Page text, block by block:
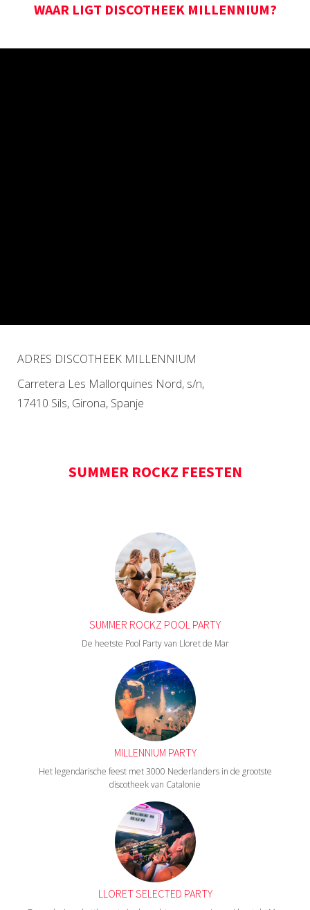
WAAR LIGT DISCOTHEEK MILLENNIUM?
ADRES DISCOTHEEK MILLENNIUM
Carretera Les Mallorquines Nord, s/n,
17410 Sils, Girona, Spanje
SUMMER ROCKZ FEESTEN
SUMMER ROCKZ POOL PARTY
De heetste Pool Party van Lloret de Mar
MILLENNIUM PARTY
Het legendarische feest met 3000 Nederlanders in de grootste
discotheek van Catalonie
LLORET SELECTED PARTY